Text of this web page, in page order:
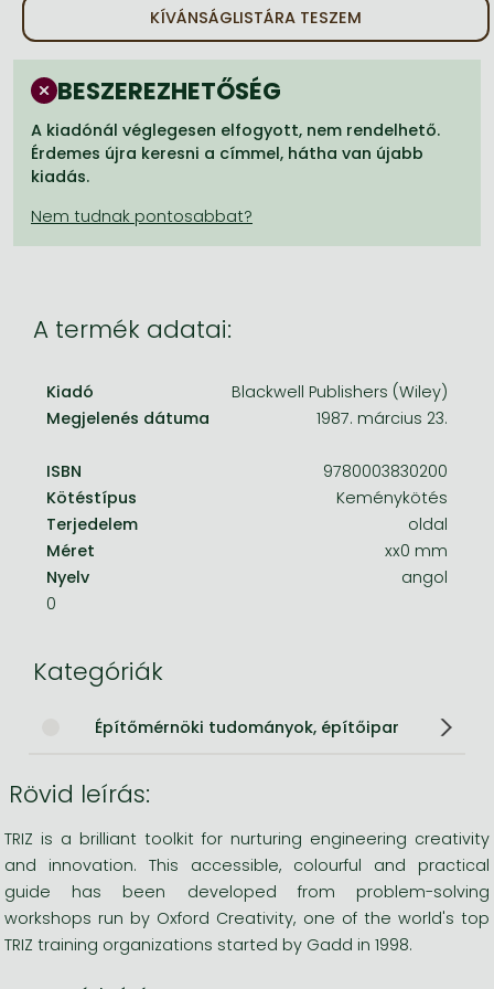
Frieren manga
Bleach manga
One-Punch Man manga
KÍVÁNSÁGLISTÁRA TESZEM
BESZEREZHETŐSÉG
A kiadónál véglegesen elfogyott, nem rendelhető.
Érdemes újra keresni a címmel, hátha van újabb
kiadás.
A termék adatai:
Kiadó
Blackwell Publishers (Wiley)
Megjelenés dátuma
1987. március 23.
ISBN
9780003830200
Kötéstípus
Keménykötés
Terjedelem
oldal
Méret
xx0 mm
Nyelv
angol
0
Kategóriák
Építőmérnöki tudományok, építőipar
Rövid leírás:
TRIZ is a brilliant toolkit for nurturing engineering creativity
and innovation. This accessible, colourful and practical
guide has been developed from problem-solving
workshops run by Oxford Creativity, one of the world's top
TRIZ training organizations started by Gadd in 1998.